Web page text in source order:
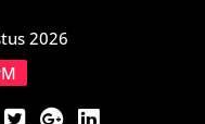
2026